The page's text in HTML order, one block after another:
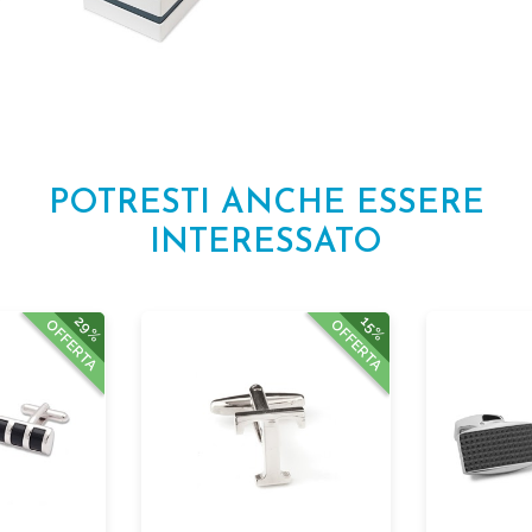
POTRESTI ANCHE ESSERE
INTERESSATO
29%
OFFERTA 15%
OFFERTA